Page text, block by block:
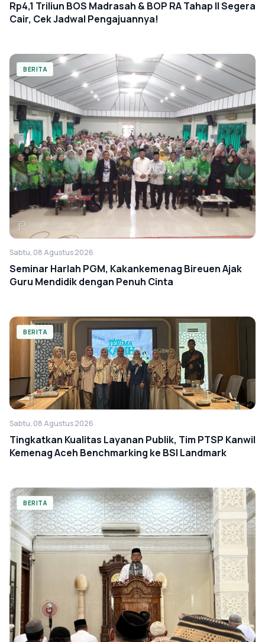
Rp4,1 Triliun BOS Madrasah & BOP RA Tahap II Segera
Cair, Cek Jadwal Pengajuannya!
BERITA
Sabtu, 08 Agustus 2026
Seminar Harlah PGM, Kakankemenag Bireuen Ajak
Guru Mendidik dengan Penuh Cinta
BERITA
Sabtu, 08 Agustus 2026
Tingkatkan Kualitas Layanan Publik, Tim PTSP Kanwil
Kemenag Aceh Benchmarking ke BSI Landmark
BERITA